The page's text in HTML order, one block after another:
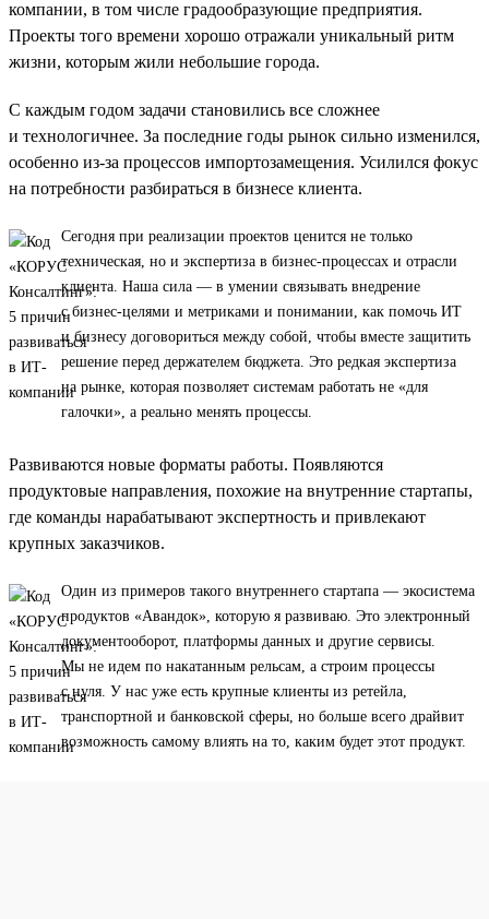
компании, в том числе градообразующие предприятия.
Проекты того времени хорошо отражали уникальный ритм
жизни, которым жили небольшие города.
С каждым годом задачи становились все сложнее
и технологичнее. За последние годы рынок сильно изменился,
особенно из-за процессов импортозамещения. Усилился фокус
на потребности разбираться в бизнесе клиента.
Сегодня при реализации проектов ценится не только
техническая, но и экспертиза в бизнес-процессах и отрасли
клиента. Наша сила — в умении связывать внедрение
с бизнес-целями и метриками и понимании, как помочь ИТ
и бизнесу договориться между собой, чтобы вместе защитить
решение перед держателем бюджета. Это редкая экспертиза
на рынке, которая позволяет системам работать не «для
галочки», а реально менять процессы.
Развиваются новые форматы работы. Появляются
продуктовые направления, похожие на внутренние стартапы,
где команды нарабатывают экспертность и привлекают
крупных заказчиков.
Один из примеров такого внутреннего стартапа — экосистема
продуктов «Авандок», которую я развиваю. Это электронный
документооборот, платформы данных и другие сервисы.
Мы не идем по накатанным рельсам, а строим процессы
с нуля. У нас уже есть крупные клиенты из ретейла,
транспортной и банковской сферы, но больше всего драйвит
возможность самому влиять на то, каким будет этот продукт.